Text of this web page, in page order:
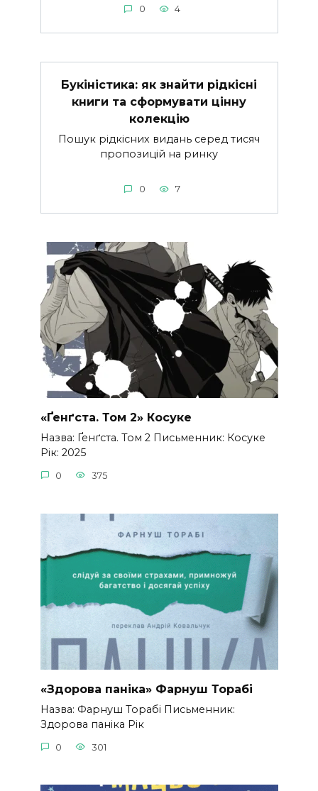
0 4
Букіністика: як знайти рідкісні
книги та сформувати цінну
колекцію
Пошук рідкісних видань серед тисяч
пропозицій на ринку
0 7
«Ґенґста. Том 2» Косуке
Назва: Ґенґста. Том 2 Письменник: Косуке
Рік: 2025
0 375
«Здорова паніка» Фарнуш Торабі
Назва: Фарнуш Торабі Письменник:
Здорова паніка Рік
0 301